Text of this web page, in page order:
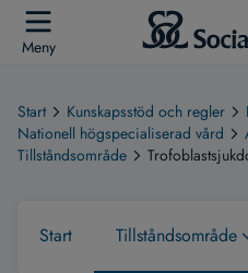
Meny
Start Kunskapsstöd och regler
Nationell högspecialiserad vård
Tillståndsområde
Start Tillståndsområde